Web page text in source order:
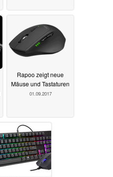
Rapoo zeigt neue
Mäuse und Tastaturen
01.09.2017